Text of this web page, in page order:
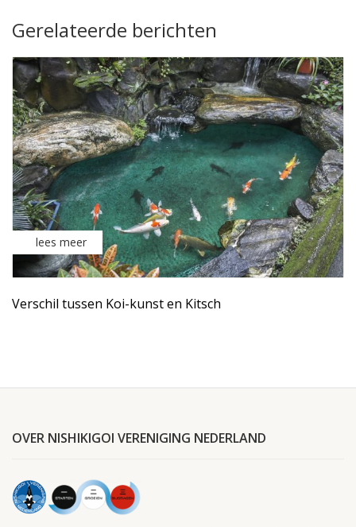
Gerelateerde berichten
lees meer
Verschil tussen Koi-kunst en Kitsch
OVER NISHIKIGOI VERENIGING NEDERLAND